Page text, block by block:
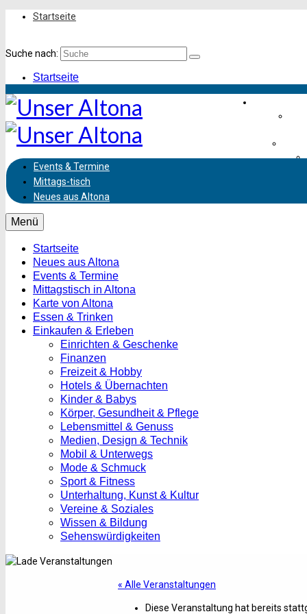
Startseite
Suche nach:
Startseite
Events & Termine
Mittags-tisch
Neues aus Altona
Menü
Startseite
Neues aus Altona
Events & Termine
Mittagstisch in Altona
Karte von Altona
Essen & Trinken
Einkaufen & Erleben
Einrichten & Geschenke
Finanzen
Freizeit & Hobby
Hotels & Übernachten
Kinder & Babys
Körper, Gesundheit & Pflege
Lebensmittel & Genuss
Medien, Design & Technik
Mobil & Unterwegs
Mode & Schmuck
Sport & Fitness
Unterhaltung, Kunst & Kultur
Vereine & Soziales
Wissen & Bildung
Sehenswürdigkeiten
« Alle Veranstaltungen
Diese Veranstaltung hat bereits